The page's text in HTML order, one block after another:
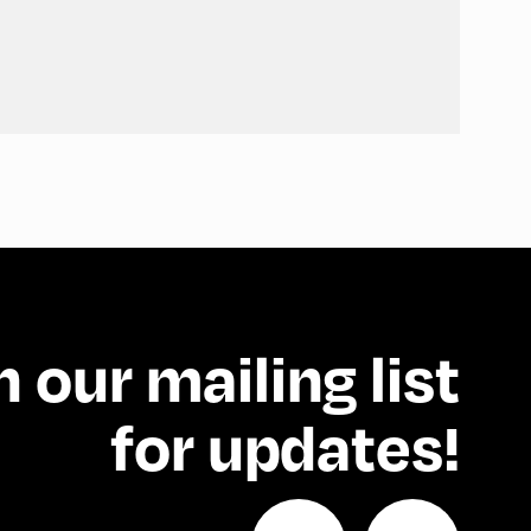
our mailing list
for updates!